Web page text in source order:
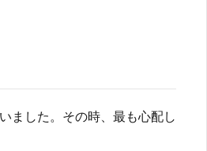
ました。その時、最も心配し